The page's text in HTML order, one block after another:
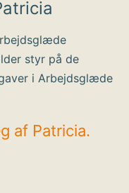
styr på de
i Arbejdsglæde
af Patricia.